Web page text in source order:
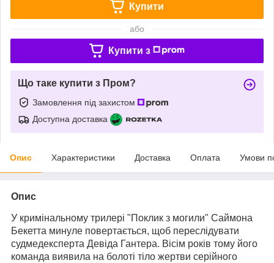
Купити
або
Купити з
Що таке купити з Пром?
Замовлення під захистом
Доступна доставка
Опис Характеристики Доставка Оплата Умови
Опис
У кримінальному трилері "Поклик з могили" Саймона
Бекетта минуле повертається, щоб переслідувати
судмедексперта Девіда Гантера. Вісім років тому його
команда виявила на болоті тіло жертви серійного